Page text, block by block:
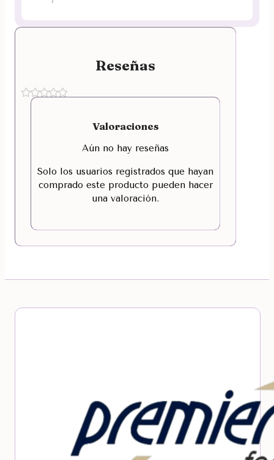
Reseñas
Valoraciones
Aún no hay reseñas
Solo los usuarios registrados que hayan
comprado este producto pueden hacer
una valoración.